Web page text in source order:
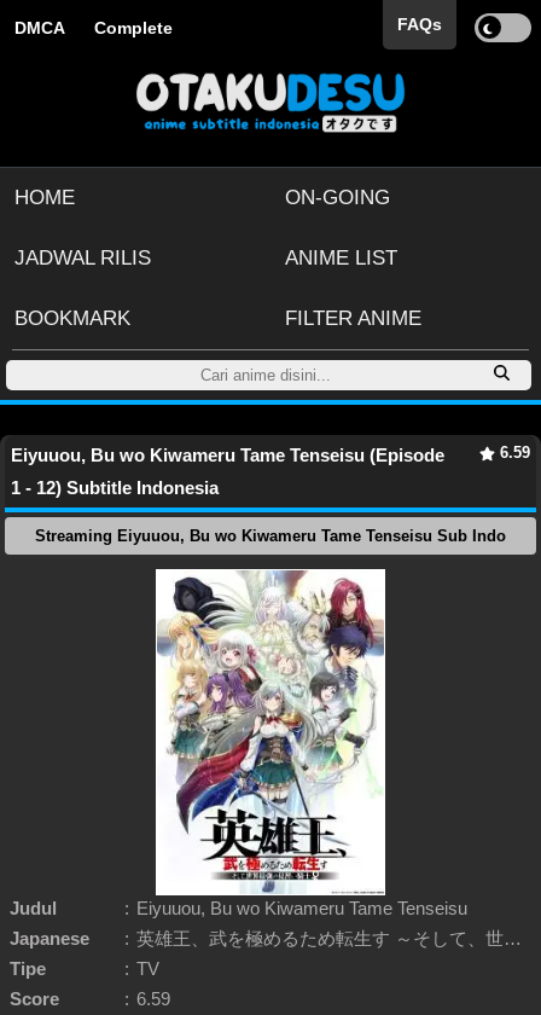
DMCA Complete FAQs
HOME ON-GOING
JADWAL RILIS ANIME LIST
BOOKMARK FILTER ANIME
Eiyuuou, Bu wo Kiwameru Tame Tenseisu (Episode
1 - 12) Subtitle Indonesia
6.59
Streaming Eiyuuou, Bu wo Kiwameru Tame Tenseisu Sub Indo
Judul : Eiyuuou, Bu wo Kiwameru Tame Tenseisu
Japanese
:
英雄王、武を極めるため転生す ～そして、世界最強の見習い騎士♀～
Tipe
: TV
Score
: 6.59